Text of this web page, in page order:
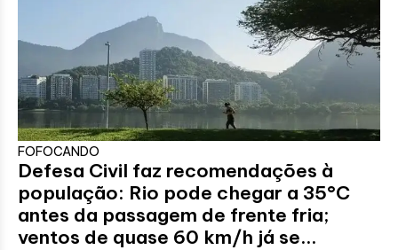
FOFOCANDO
Defesa Civil faz recomendações à
população: Rio pode chegar a 35°C
antes da passagem de frente fria;
ventos de quase 60 km/h já se...